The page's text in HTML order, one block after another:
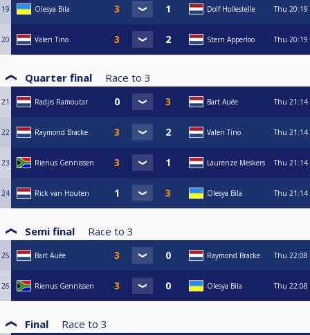
19 Olesya Bila Dolf Hollestelle Thu 20:19
20 Valen Tino Stern Apperloo Thu 20:19
Quarter final Race to 3
21 Radjis Ramoutar Bart Auée Thu 21:14
22 Raymond Bracke. Valen Tino Thu 21:14
23 Rienus Gennissen Laurenze Meskers Thu 21:14
24 Rick van Houten Olesya Bila Thu 21:14
Semi final Race to 3
25 Bart Auée Raymond Bracke. Thu 22:08
26 Rienus Gennissen Olesya Bila Thu 22:08
Final Race to 3